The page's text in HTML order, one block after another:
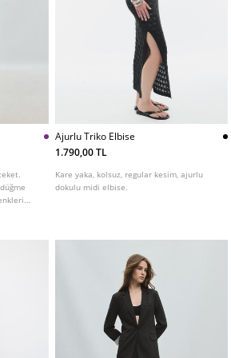
Ajurlu Triko Elbise
1.790,00 TL
Kare yaka, kolsuz, regular kesim, ajurlu
dokulu midi elbise.